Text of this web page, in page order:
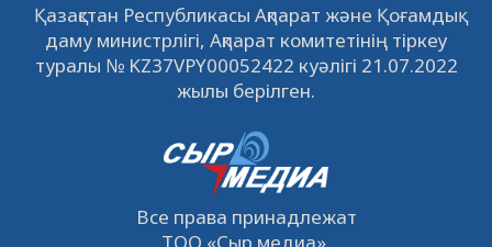
встречу с инвесторами в Кызылорде 22
ноября
21.11.2022 14935 0
Қазақстан Республикасы Ақпарат және Қоғамдық
даму министрлігі, Ақпарат комитетінің тіркеу
туралы № KZ37VPY00052422 куәлігі 21.07.2022
жылы берілген.
Все права принадлежат